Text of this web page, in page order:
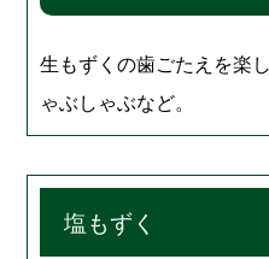
生もずくの歯ごたえを楽
ゃぶしゃぶなど。
塩もずく